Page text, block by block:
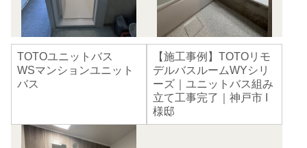
TOTOユニットバス
WSマンションユニット
バス
【施工事例】TOTOリモ
デルバスルームWYシリ
ーズ｜ユニットバス組み
立て工事完了｜神戸市 I
様邸